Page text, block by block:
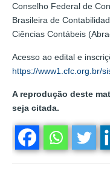
Conselho Federal de
Brasileira de
Ciências Contábeis
Acesso ao edital e
https://www1.cfc.org.br/
A reprodução deste
seja citada.